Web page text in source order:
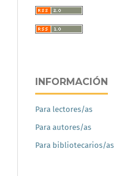
INFORMACIÓN
Para lectores/as
Para autores/as
Para bibliotecarios/as